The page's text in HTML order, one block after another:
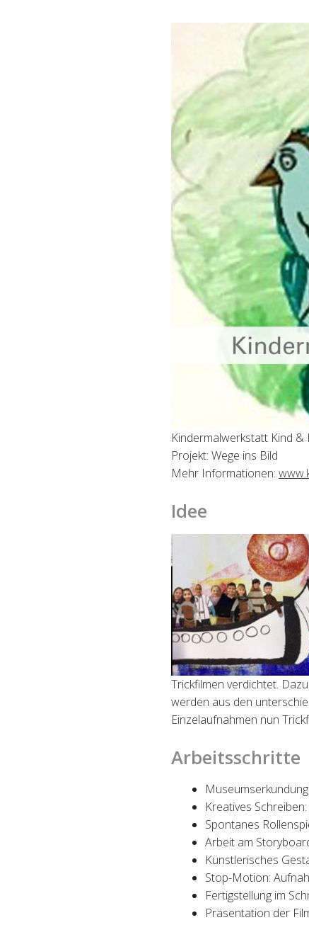
Kindermalwerkstatt Kind &
Projekt: Wege ins Bild
Mehr Informationen:
Idee
Trickfilmen verdichtet.
werden aus den
Einzelaufnahmen nun
Arbeitsschritte
Kreatives
Spontanes
Arbeit am
Künstlerisches
Stop-Motion:
Fertigstellung im
Präsentation der